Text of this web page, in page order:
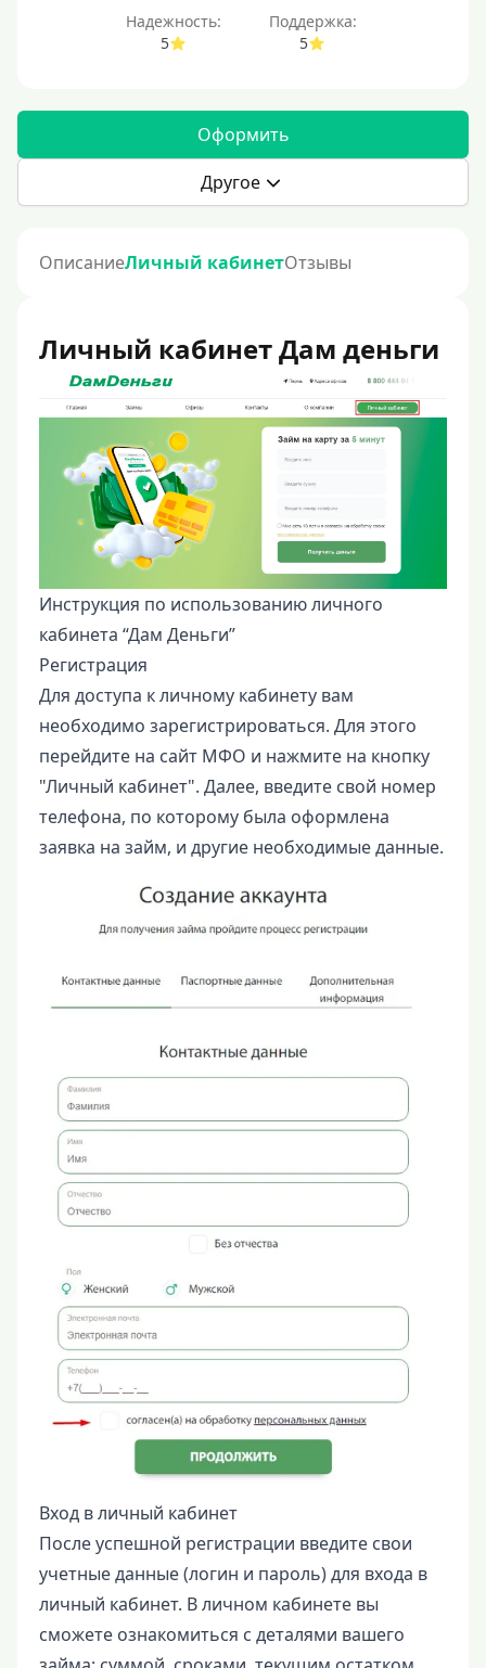
Надежность:
5
Поддержка:
5
Оформить
Другое
ОписаниеЛичный кабинетОтзывы
Личный кабинет Дам деньги
Инструкция по использованию личного
кабинета “Дам Деньги”
Регистрация
Для доступа к личному кабинету вам
необходимо зарегистрироваться. Для этого
перейдите на сайт МФО и нажмите на кнопку
"Личный кабинет". Далее, введите свой номер
телефона, по которому была оформлена
заявка на займ, и другие необходимые данные.
Вход в личный кабинет
После успешной регистрации введите свои
учетные данные (логин и пароль) для входа в
личный кабинет. В личном кабинете вы
сможете ознакомиться с деталями вашего